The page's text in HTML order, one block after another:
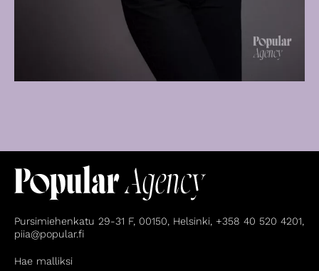
Pursimiehenkatu 29-31 F, 00150, Helsinki, +358 40 520 4201,
piia@popular.fi
Hae malliksi